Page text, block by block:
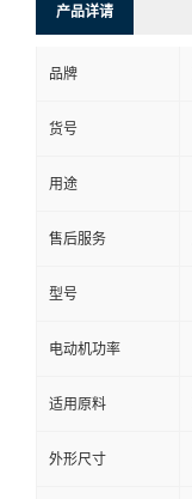
产品详请
品牌
货号
用途
售后服务
型号
电动机功率
适用原料
外形尺寸